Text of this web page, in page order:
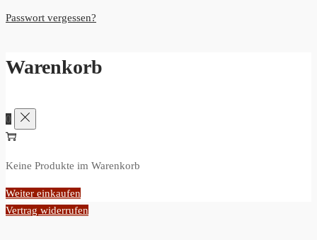
Passwort vergessen?
Warenkorb
0
Keine Produkte im Warenkorb
Weiter einkaufen
Vertrag widerrufen